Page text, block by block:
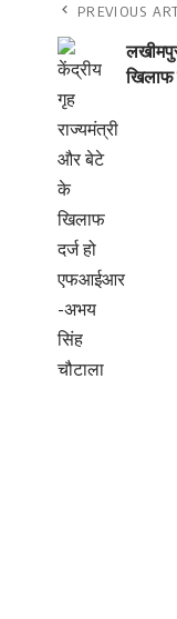
PREVIOUS
खिलाफ